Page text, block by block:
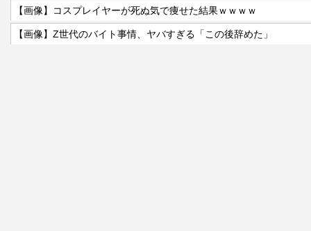
【画像】コスプレイヤーが死ぬ気で痩せた結果ｗｗｗｗ
【画像】Z世代のバイト事情、ヤバすぎる「この後辞めた」